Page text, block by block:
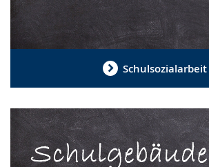
Schulsozialarbeit